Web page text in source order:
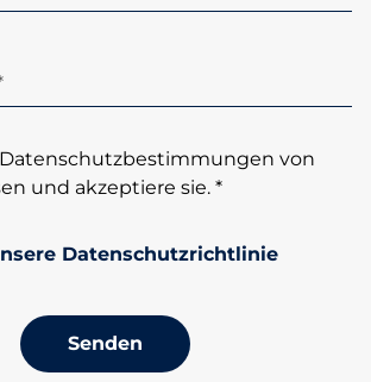
von
und akzeptiere sie. *
Datenschutzrichtlinie
Senden